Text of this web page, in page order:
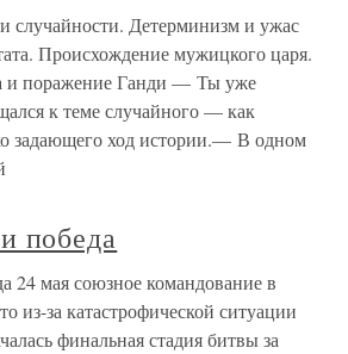
случайности. Детерминизм и ужас
Происхождение мужицкого царя.
и поражение Ганди — Ты уже
к теме случайного — как
задающего ход истории.— В одном
победа
24 мая союзное командование в
из-за катастрофической ситуации
финальная стадия битвы за